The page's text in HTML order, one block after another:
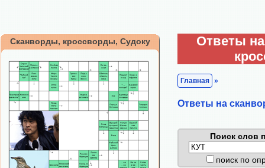
Сканворды, кроссворды, Судоку
Ответы
Главная »
Ответы на
Поиск слов
поиск по